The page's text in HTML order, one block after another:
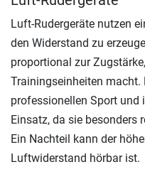
Luft-Rudergeräte nutzen
den Widerstand zu
proportional zur
Trainingseinheiten macht.
professionellen Sport
Einsatz, da sie
Ein Nachteil kann der
Luftwiderstand hörbar ist.